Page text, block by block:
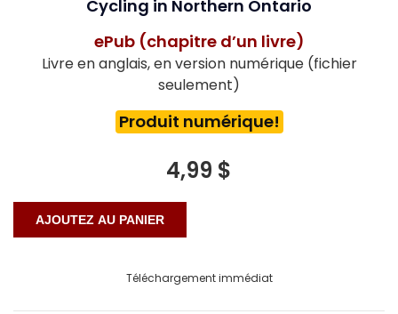
Cycling in Northern Ontario
ePub (chapitre d’un livre)
Livre en anglais, en version numérique (fichier
seulement)
Produit numérique!
4,99 $
Téléchargement immédiat